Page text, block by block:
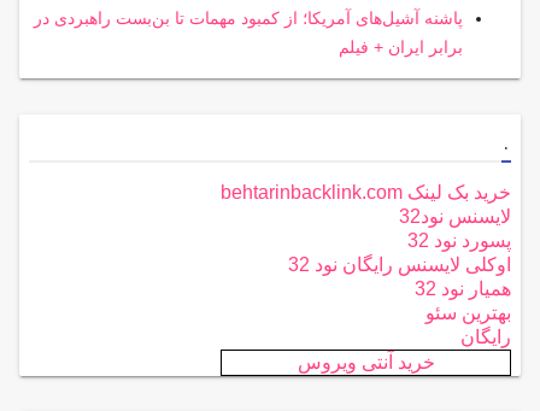
پاشنه آشیل‌های آمریکا؛ از کمبود مهمات تا بن‌بست راهبردی در
برابر ایران + فیلم
.
خرید بک لینک behtarinbacklink.com
لایسنس نود32
پسورد نود 32
اوکلی لایسنس رایگان نود 32
همیار نود 32
بهترین سئو
رایگان
خرید آنتی ویروس